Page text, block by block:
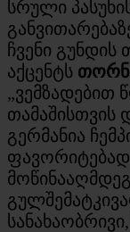
სრული
ჩვენი გუნდის
აქცენტს
„ვემზადებით
თამაშისთვის
გერმანია